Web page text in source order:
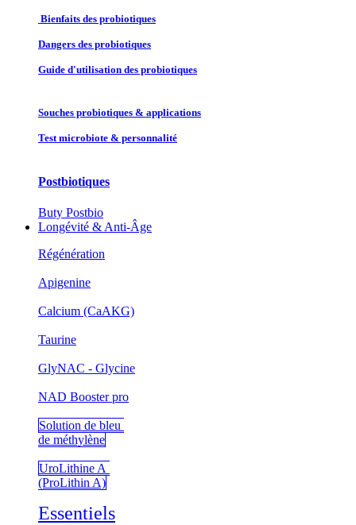
Bienfaits des probiotiques
Dangers des probiotiques
Guide d'utilisation des probiotiques
Souches probiotique​s & applications
Test microbiote & personnalité
Postbiotiques
Buty Postbio
Longévité & Anti-Âge
Régénération
Apigenine
Calcium (CaAKG)
Taurine
GlyNAC - Glycine
NAD Booster pro
Solution de bleu
de méthylène
UroLithine A
(ProLithin A)
Essentiels